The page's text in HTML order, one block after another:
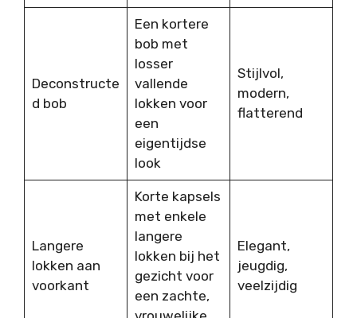
Deconstructe
d bob
Een kortere
bob met
losser
vallende
lokken voor
een
eigentijdse
look
Stijlvol,
modern,
flatterend
Langere
lokken aan
voorkant
Korte kapsels
met enkele
langere
lokken bij het
gezicht voor
een zachte,
Elegant,
jeugdig,
veelzijdig